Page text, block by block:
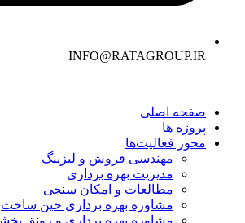
INFO@RATAGROUP.IR
صفحه اصلی
پروژه ها
محور فعالیت‌‌ها
مهندسی فروش و لیزینگ
مدیریت بهره برداری
مطالعات و امکان سنجی
مشاوره بهره برداری حین ساخت
مشاوره بهره برداری و رونق